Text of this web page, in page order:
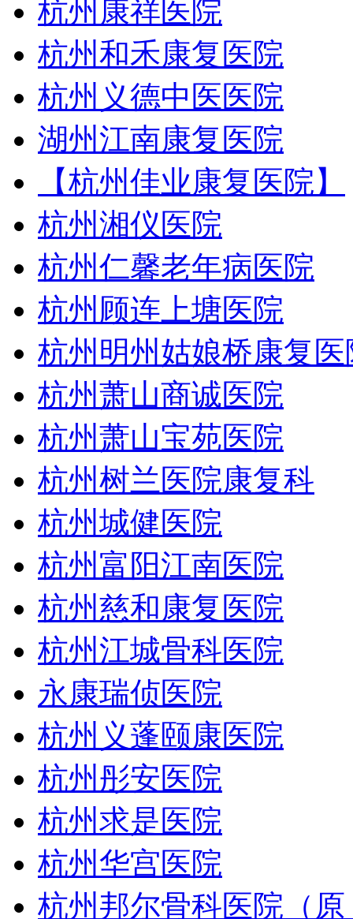
杭州康祥医院
杭州和禾康复医院
杭州义德中医医院
湖州江南康复医院
【杭州佳业康复医院】
杭州湘仪医院
杭州仁馨老年病医院
杭州顾连上塘医院
杭州明州姑娘桥康复医
杭州萧山商诚医院
杭州萧山宝苑医院
杭州树兰医院康复科
杭州城健医院
杭州富阳江南医院
杭州慈和康复医院
杭州江城骨科医院
永康瑞侦医院
杭州义蓬颐康医院
杭州彤安医院
杭州求是医院
杭州华宫医院
杭州邦尔骨科医院（